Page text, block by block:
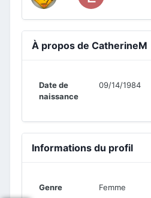
À propos de CatherineM
Date de
naissance
09/14/1984
Informations du profil
Genre Femme